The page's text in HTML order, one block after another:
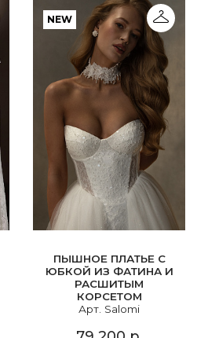
NEW
ПЫШНОЕ ПЛАТЬЕ С
ЮБКОЙ ИЗ ФАТИНА И
РАСШИТЫМ
КОРСЕТОМ
Арт. Salomi